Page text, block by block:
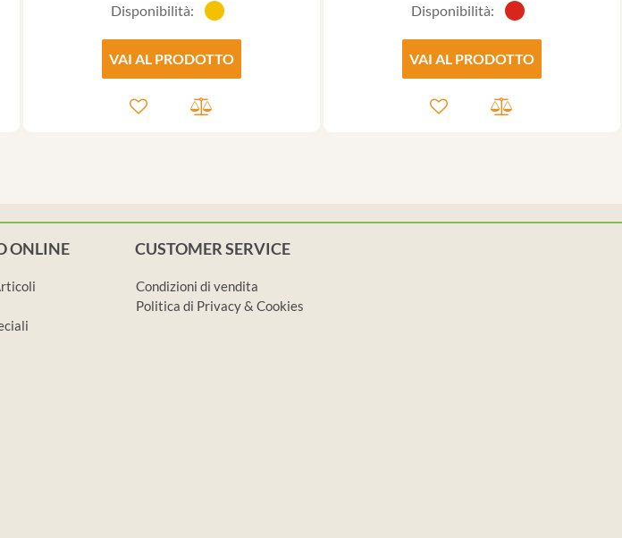
Disponibilità:
VAI AL PRODOTTO
Disponibilità:
VAI AL PRODOTTO
ONLINE CUSTOMER SERVICE
Condizioni di vendita
Politica di Privacy & Cookies